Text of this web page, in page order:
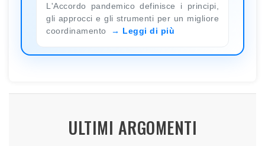
L'Accordo pandemico definisce i principi,
gli approcci e gli strumenti per un migliore
coordinamento
Leggi di più
ULTIMI ARGOMENTI